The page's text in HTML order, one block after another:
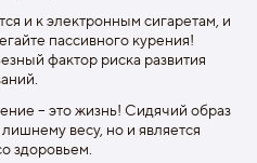
и к электронным сигаретам, и
пассивного курения!
фактор риска развития
– это жизнь! Сидячий образ
весу, но и является
здоровьем.